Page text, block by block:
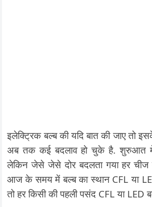
इलेक्ट्रिक बल्ब की यदि बात की जाए तो
अब तक कई बदलाव हो चुके है. शुरुआत
लेकिन जेसे जेसे दोर बदलता गया हर चीज
आज के समय में बल्ब का स्थान CFL या
तो हर किसी की पहली पसंद CFL या LED